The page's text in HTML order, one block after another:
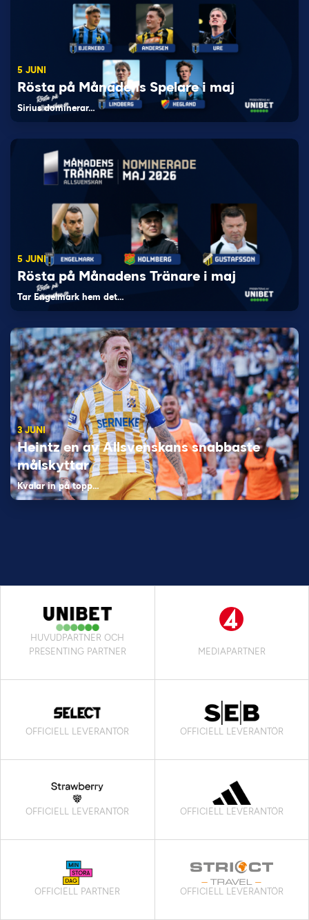
5 JUNI
Rösta på Månadens Spelare i maj
Sirius dominerar…
5 JUNI
Rösta på Månadens Tränare i maj
Tar Engelmark hem det…
3 JUNI
Heintz en av Allsvenskans snabbaste
målskyttar
Kvalar in på topp…
HUVUDPARTNER OCH
PRESENTING PARTNER
MEDIAPARTNER
OFFICIELL LEVERANTÖR OFFICIELL LEVERANTÖR
OFFICIELL LEVERANTÖR OFFICIELL LEVERANTÖR
OFFICIELL PARTNER OFFICIELL LEVERANTÖR